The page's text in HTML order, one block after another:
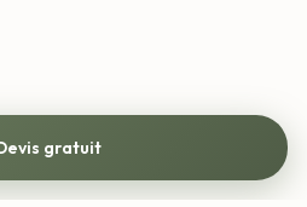
gratuit